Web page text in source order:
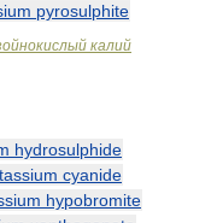
pyrosulphite
калий
hydrosulphide
cyanide
hypobromite